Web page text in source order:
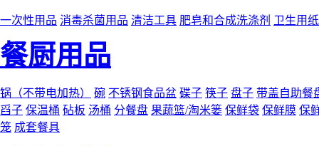
一次性用品 消毒杀菌用品 清洁工具 肥皂和合成洗涤剂 卫生用
餐厨用品
锅（不带电加热） 碗 不锈钢食品盆 碟子 筷子 盘子 带盖自助餐
舀子 保温桶 砧板 汤桶 分餐盘 果蔬篮/淘米篓 保鲜袋 保鲜膜 保
笼 成套餐具